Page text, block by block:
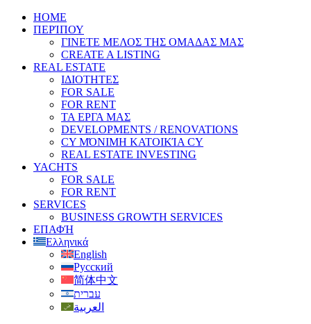
HOME
ΠΕΡΊΠΟΥ
ΓΙΝΕΤΕ ΜΕΛΟΣ ΤΗΣ ΟΜΑΔΑΣ ΜΑΣ
CREATE A LISTING
REAL ESTATE
ΙΔΙΟΤΗΤΕΣ
FOR SALE
FOR RENT
ΤΑ ΕΡΓΑ ΜΑΣ
DEVELOPMENTS / RENOVATIONS
CY ΜΌΝΙΜΗ ΚΑΤΟΙΚΊΑ CY
REAL ESTATE INVESTING
YACHTS
FOR SALE
FOR RENT
SERVICES
BUSINESS GROWTH SERVICES
ΕΠΑΦΉ
Ελληνικά
English
Русский
简体中文
עברית
العربية